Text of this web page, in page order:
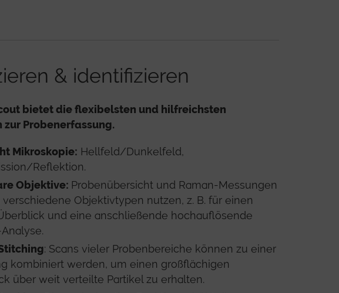
& identifizieren
bietet die flexibelsten und hilfreichsten
zur Probenerfassung.
Mikroskopie: Hellfeld/Dunkelfeld,
Reflektion.
Objektive: Probenübersicht und Raman-Messungen
Objektivtypen nutzen, z. B. für einen
und eine anschließende hochauflösende
: Scans vieler Probenbereiche können zu einer
kombiniert werden, um einen großflächigen
über weit verteilte Partikel zu erhalten.